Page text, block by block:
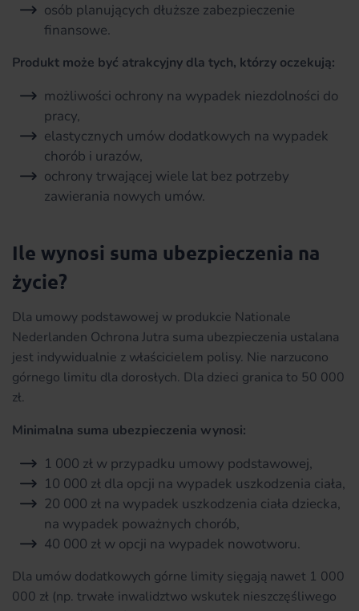
osób planujących dłuższe zabezpieczenie
finansowe.
Produkt może być atrakcyjny dla tych, którzy oczekują:
możliwości ochrony na wypadek niezdolności do
pracy,
elastycznych umów dodatkowych na wypadek
chorób i urazów,
ochrony trwającej wiele lat bez potrzeby
zawierania nowych umów.
Ile wynosi suma ubezpieczenia na
życie?
Dla umowy podstawowej w produkcie Nationale
Nederlanden Ochrona Jutra suma ubezpieczenia ustalana
jest indywidualnie z właścicielem polisy. Nie narzucono
górnego limitu dla dorosłych. Dla dzieci granica to 50 000
zł.
Minimalna suma ubezpieczenia wynosi:
1 000 zł w przypadku umowy podstawowej,
10 000 zł dla opcji na wypadek uszkodzenia ciała,
20 000 zł na wypadek uszkodzenia ciała dziecka,
na wypadek poważnych chorób,
40 000 zł w opcji na wypadek nowotworu.
Dla umów dodatkowych górne limity sięgają nawet 1 000
000 zł (np. trwałe inwalidztwo wskutek nieszczęśliwego